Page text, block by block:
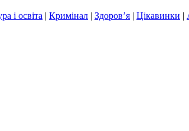
і освіта | Кримінал | Здоров’я | Цікавинки |